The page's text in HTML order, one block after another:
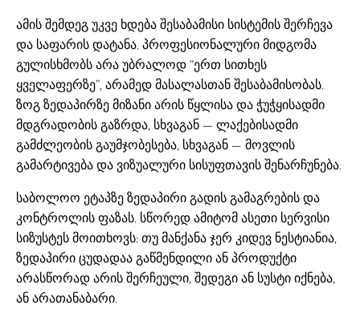
ამის შემდეგ უკვე ხდება შესაბამისი სისტემის შერჩევა
და საფარის დატანა. პროფესიონალური მიდგომა
გულისხმობს არა უბრალოდ “ერთ სითხეს
ყველაფერზე”, არამედ მასალასთან შესაბამისობას.
ზოგ ზედაპირზე მიზანი არის წყლისა და ჭუჭყისადმი
მდგრადობის გაზრდა, სხვაგან — ლაქებისადმი
გამძლეობის გაუმჯობესება, სხვაგან — მოვლის
გამარტივება და ვიზუალური სისუფთავის შენარჩუნება.
საბოლოო ეტაპზე ზედაპირი გადის გამაგრების და
კონტროლის ფაზას. სწორედ ამიტომ ასეთი სერვისი
სიზუსტეს მოითხოვს: თუ მანქანა ჯერ კიდევ ნესტიანია,
ზედაპირი ცუდადაა გაწმენდილი ან პროდუქტი
არასწორად არის შერჩეული, შედეგი ან სუსტი იქნება,
ან არათანაბარი.